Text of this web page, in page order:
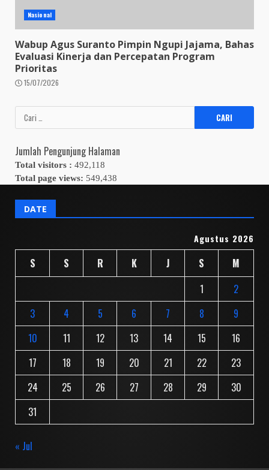
Nasional
Wabup Agus Suranto Pimpin Ngupi Jajama, Bahas
Evaluasi Kinerja dan Percepatan Program
Prioritas
15/07/2026
Cari
untuk:
Jumlah Pengunjung Halaman
Total visitors : 492,118
Total page views: 549,438
DATE
Agustus 2026
S S R K J S
M
1
2
3
4 5 6 7 8
9
10
11 12 13 14 15
16
17
18 19 20 21 22
23
24
25 26 27 28 29
30
31
« Jul